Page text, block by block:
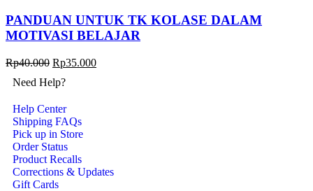
PANDUAN UNTUK TK KOLASE DALAM
MOTIVASI BELAJAR
Rp40.000 Rp35.000
Need Help?
Help Center
Shipping FAQs
Pick up in Store
Order Status
Product Recalls
Corrections & Updates
Gift Cards